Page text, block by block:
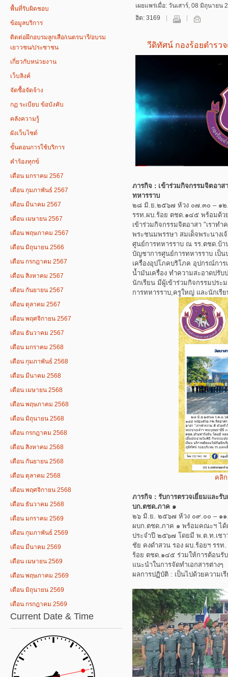
พื้นที่รับผิดชอบ
ข้อมูลบริการ
ติดต่อฝึกอบรมลูกเสือ/เนตรนารี/อบรม
เยาวชน/ประชาชน
เกี่ยวกับหน่วยงาน
เว็บลิงค์
จัดซื้อจัดจ้าง
กฏ ระเบียบ ข้อบังคับ
คลังความรู้
ผังเว็บไซต์
ขั้นตอนการใช้บริการ
คำร้องทุกข์
เดือน มกราคม 2567
เดือน กุมภาพันธ์ 2567
เดือน มีนาคม 2567
เดือน เมษายน 2567
เดือน พฤษภาคม 2567
เดือน มิถุนายน 2566
เดือน กรกฎาคม 2567
เดือน สิงหาคม 2567
เดือน กันยายน 2567
เดือน ตุลาคม 2567
เดือน พฤศจิกายน 2567
เดือน ธันวาคม 2567
เดือน มกราคม 2568
เดือน กุมภาพันธ์ 2568
เดือน มีนาคม 2568
เดือน เมษายน 2568
เดือน พฤษภาคม 2568
เดือน มิถุนายน 2568
เดือน กรกฎาคม 2568
เดือน สิงหาคม 2568
เดือน กันยายน 2568
เดือน ตุลาคม 2568
เดือน พฤศจิกายน 2568
เดือน ธันวาคม 2568
เดือน มกราคม 2569
เดือน กุมภาพันธ์ 2569
เดือน มีนาคม 2569
เดือน เมษายน 2569
เดือน พฤษภาคม 2569
เดือน มิถุนายน 2569
เดือน กรกฎาคม 2569
Current Date & Time
เผยแพร่เมื่อ: วันเสาร์, 08 มิถุนายน
ฮิต: 3169
วีดิทัศน์ กองร้อยตำรว
ภารกิจ : เข้าร่วมกิจกรรมจิตอา
ทหารราบ
๒๘ มิ.ย.๒๕๖๗ ห้วง ๐๗.๓๐ – ๑๒
รรท.ผบ.ร้อย ตชด.๑๔๕ พร้อมด้
เข้าร่วมกิจกรรมจิตอาสา "เราท
พระชนมพรรษา สมเด็จพระนาง
ศูนย์การทหารราบ ณ รร.ตชด.บ้
บัญชาการศูนย์การทหารราบ เป็
เครื่องอุปโภคบริโภค อุปกรณ์การ
น้ำมันเครื่อง ทำความสะอาดปรับ
นักเรียน มีผู้เข้าร่วมกิจกรรมปร
การทหารราบ,ครูใหญ่ และนักเรี
คลิ
ภารกิจ : รับการตรวจเยี่ยมและรั
บก.ตชด.ภาค ๑
๒๖ มิ.ย. ๒๕๖๗ ห้วง ๐๙.๐๐ – ๑๑
ผบก.ตชด.ภาค ๑ พร้อมคณะฯ ได้
ประจำปี ๒๕๖๗ โดยมี พ.ต.ท.เช
ชัย คงดำสวน รอง ผบ.ร้อยฯ รร
ร้อย ตชด.๑๔๕ ร่วมให้การต้อนรั
แนะนำในการจัดทำเอกสารต่างๆ
ผลการปฏิบัติ : เป็นไปด้วยความเ